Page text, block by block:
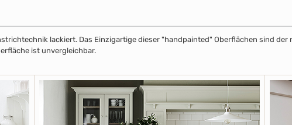
lackiert. Das Einzigartige dieser "handpainted" Oberflächen sind
ist unvergleichbar.